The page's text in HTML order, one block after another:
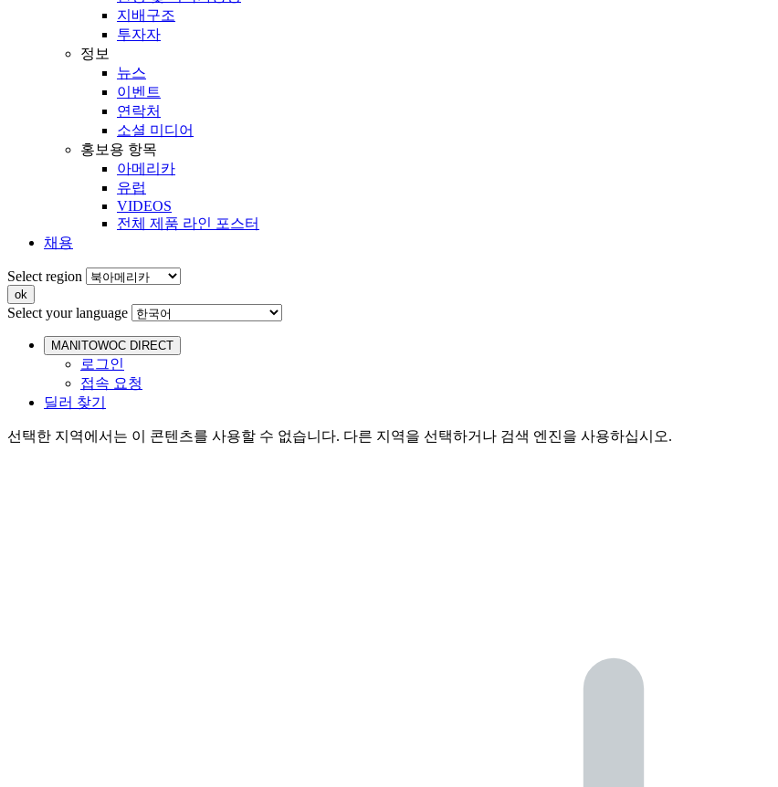
지배구조
투자자
정보
뉴스
이벤트
연락처
소셜 미디어
홍보용 항목
아메리카
유럽
VIDEOS
전체 제품 라인 포스터
채용
Select region
Select your language
MANITOWOC DIRECT
로그인
접속 요청
딜러 찾기
선택한 지역에서는 이 콘텐츠를 사용할 수 없습니다. 다른 지역을 선택하거나 검색 엔진을 사용하십시오.